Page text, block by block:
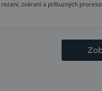
zváraní a príbuzných